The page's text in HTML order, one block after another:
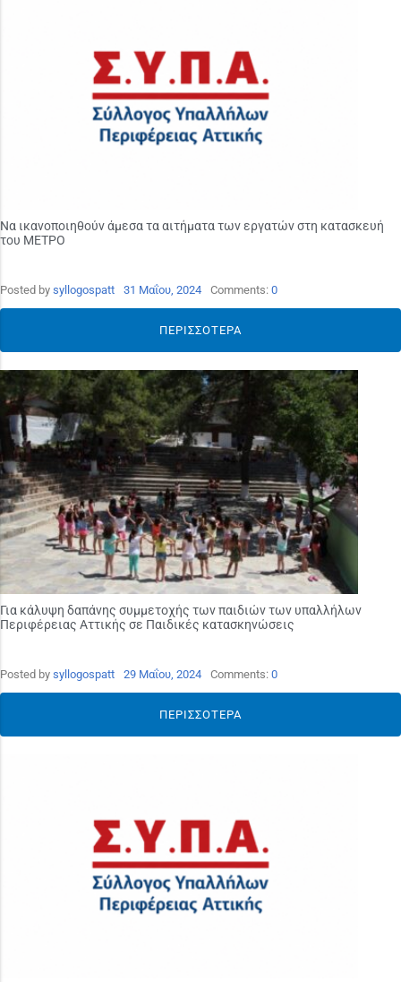
Να ικανοποιηθούν άμεσα τα αιτήματα των εργατών στη κατασκευή
του ΜΕΤΡΟ
Posted by syllogospatt 31 Μαΐου, 2024 Comments: 0
ΠΕΡΙΣΣΌΤΕΡΑ
Για κάλυψη δαπάνης συμμετοχής των παιδιών των υπαλλήλων
Περιφέρειας Αττικής σε Παιδικές κατασκηνώσεις
Posted by syllogospatt 29 Μαΐου, 2024 Comments: 0
ΠΕΡΙΣΣΌΤΕΡΑ